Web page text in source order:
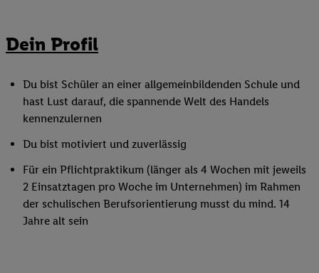
Dein Profil
Du bist Schüler an einer allgemeinbildenden Schule und
hast Lust darauf, die spannende Welt des Handels
kennenzulernen
Du bist motiviert und zuverlässig
Für ein Pflichtpraktikum (länger als 4 Wochen mit jeweils
2 Einsatztagen pro Woche im Unternehmen) im Rahmen
der schulischen Berufsorientierung musst du mind. 14
Jahre alt sein